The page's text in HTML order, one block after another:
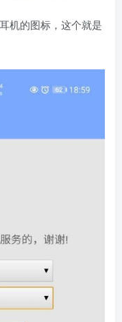
机的图标，这个就是